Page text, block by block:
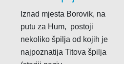
Iznad mjesta Borovik, na
putu za Hum, postoji
nekoliko špilja od kojih je
najpoznatija Titova špilja